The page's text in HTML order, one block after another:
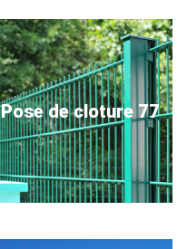
Pose de cloture 77